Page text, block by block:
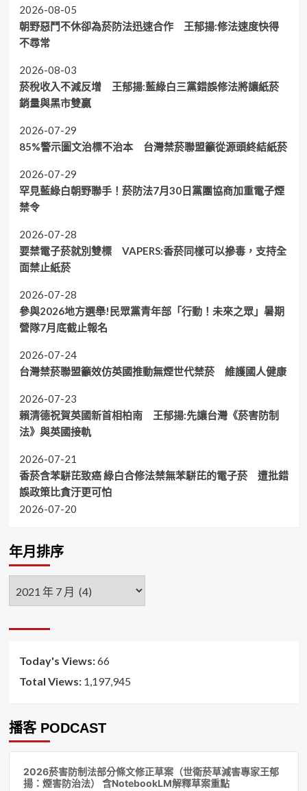
2026-08-05
朝野惡鬥不休卻為菸防法迅速合作 王郁揚:修法速度快得
不尋常
2026-08-03
菸稅收入不減反增 王郁揚:藍綠白三黨錯誤修法將讓紙菸
銷量與黑市雙贏
2026-07-29
85%警示圖文治標不治本 台灣禁菸聯盟籲從源頭終結紙菸
2026-07-29
罕見藍綠白朝野聯手！菸防法7月30日黨團協商加重電子煙
禁令
2026-07-28
要禁電子菸就別雙標 VAPERS:香菸同樣可以摻毒，支持全
面禁止紙菸
2026-07-28
參與2026地方選舉!民眾黨青年部「行動！未來之眾」暑期
營隊7月底截止報名
2026-07-24
台灣禁菸聯盟籲效仿英國推動無煙世代禁菸 維護國人健康
2026-07-23
賴清德祝賀英國新首相柏南 王郁揚:先讓台灣《菸害防制
法》與英國接軌
2026-07-21
香菸含苯駢芘致癌 綠白合修法禁無苯駢芘的電子菸 遭批錯
誤政策比貪汙更可怕
2026-07-20
年月排序
月
序
Today's Views:66
Total Views: 1,197,945
播客 PODCAST
2026菸害防制法部分條文修正草案（世衛菸草減害專家王郁
揚：煙害防治法） 含NotebookLM解釋草案重點